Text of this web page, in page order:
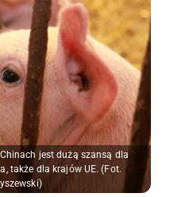
jest dużą szansą dla
także dla krajów UE. (Fot.